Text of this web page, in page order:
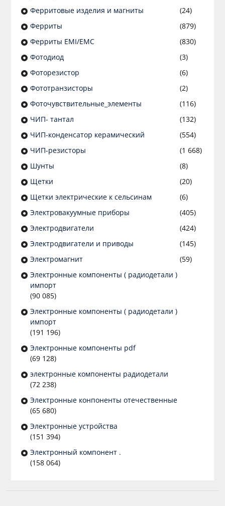
Ферритовые изделия и магниты
(24)
Ферриты
(879)
Ферриты EMI/EMC
(830)
Фотодиод
(3)
Фоторезистор
(6)
Фототранзисторы
(2)
Фоточувствительные_элементы
(116)
ЧИП- тантал
(132)
ЧИП-конденсатор керамический
(554)
ЧИП-резисторы
(1 668)
Шунты
(8)
Щетки
(20)
Щетки электрические к сельсинам
(6)
Электровакуумные приборы
(405)
Электродвигатели
(424)
Электродвигатели и приводы
(145)
Электромагнит
(59)
Электронные компоненты ( радиодетали )
импорт
(90 085)
Электронные компоненты ( радиодетали )
импорт
(191 196)
Электронные компоненты pdf
(69 128)
электронные компоненты радиодетали
(72 238)
Электронные конпоненты отечественные
(65 680)
Электронные устройства
(151 394)
Электронный компонент .
(158 064)